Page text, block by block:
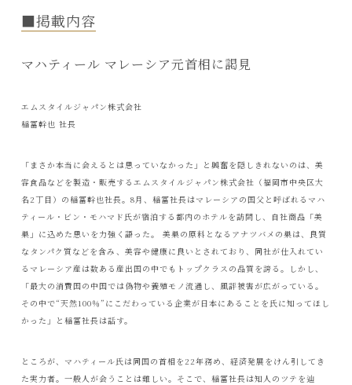
■掲載内容
マハティール マレーシア元首相に謁見
エムスタイルジャパン株式会社
稲冨幹也 社長
「まさか本当に会えるとは思っていなかった」と興奮を隠しきれないのは、美
容食品などを製造・販売するエムスタイルジャパン株式会社（福岡市中央区大
名2丁目）の稲冨幹也社長。8月、稲冨社長はマレーシアの国父と呼ばれるマハ
ティール・ビン・モハマド氏が宿泊する都内のホテルを訪問し、自社商品「美
巣」に込めた思いを力強く語った。 美巣の原料となるアナツバメの巣は、良質
なタンパク質などを含み、美容や健康に良いとされており、同社が仕入れてい
るマレーシア産は数ある産出国の中でもトップクラスの品質を誇る。しかし、
「最大の消費国の中国では偽物や養殖モノ流通し、風評被害が広がっている。
その中で“天然100％”にこだわっている企業が日本にあることを氏に知ってほし
かった」と稲冨社長は話す。
ところが、マハティール氏は同国の首相を22年務め、経済発展をけん引してき
た実力者。一般人が会うことは難しい。そこで、稲冨社長は知人のツテを辿